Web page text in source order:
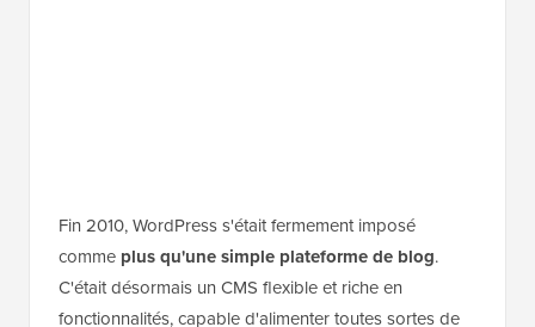
Fin 2010, WordPress s'était fermement imposé
comme plus qu'une simple plateforme de blog.
C'était désormais un CMS flexible et riche en
fonctionnalités, capable d'alimenter toutes sortes de